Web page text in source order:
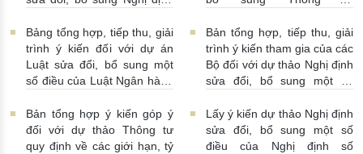
13/07/2026 | 16:00:00
13/07/2026 | 02:19:00
Bảng tổng hợp, tiếp thu, giải
trình ý kiến đối với dự án
Luật sửa đổi, bổ sung một
số điều của Luật Ngân hàng
Phòng, chống rửa tiền và
Luật Các tổ chức tín dụng
08/07/2026 | 11:21:00
Bản tổng hợp, tiếp thu, giải
trình ý kiến tham gia của các
Bộ đối với dự thảo Nghị định
sửa đổi, bổ sung một số
58/2021/NĐ-CP
07/07/2026
| 15:01:00
Bản tổng hợp ý kiến góp ý
đối với dự thảo Thông tư
quy định về các giới hạn, tỷ
Lấy ý kiến dự thảo Nghị định
sửa đổi, bổ sung một số
điều của Nghị định số